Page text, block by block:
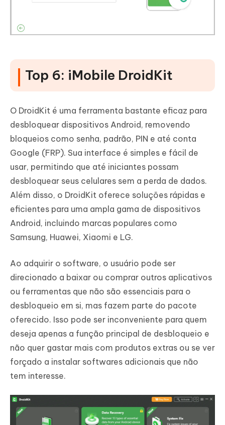
Top 6: iMobile DroidKit
O DroidKit é uma ferramenta bastante eficaz para
desbloquear dispositivos Android, removendo
bloqueios como senha, padrão, PIN e até conta
Google (FRP). Sua interface é simples e fácil de
usar, permitindo que até iniciantes possam
desbloquear seus celulares sem a perda de dados.
Além disso, o DroidKit oferece soluções rápidas e
eficientes para uma ampla gama de dispositivos
Android, incluindo marcas populares como
Samsung, Huawei, Xiaomi e LG.
Ao adquirir o software, o usuário pode ser
direcionado a baixar ou comprar outros aplicativos
ou ferramentas que não são essenciais para o
desbloqueio em si, mas fazem parte do pacote
oferecido. Isso pode ser inconveniente para quem
deseja apenas a função principal de desbloqueio e
não quer gastar mais com produtos extras ou se ver
forçado a instalar softwares adicionais que não
tem interesse.